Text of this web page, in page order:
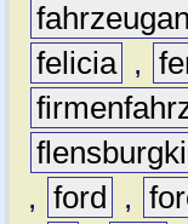
felicia ,
, ford ,